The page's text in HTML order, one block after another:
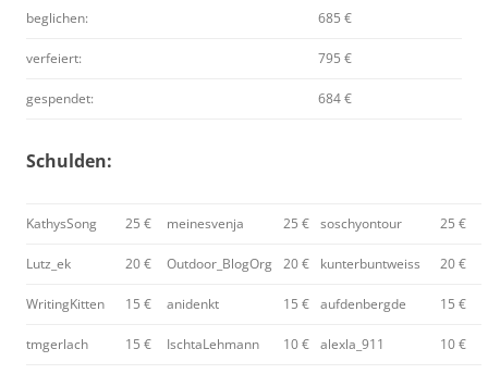
beglichen: 685 €
verfeiert: 795 €
gespendet: 684 €
Schulden:
KathysSong 25 € meinesvenja 25 € soschyontour 25 €
Lutz_ek 20 € Outdoor_BlogOrg 20 € kunterbuntweiss 20 €
WritingKitten 15 € anidenkt 15 € aufdenbergde 15 €
tmgerlach 15 € IschtaLehmann 10 € alexla_911 10 €